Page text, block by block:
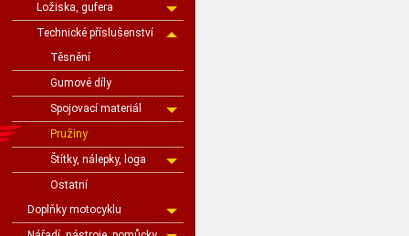
Ložiska, gufera
Technické příslušenství
Těsnění
Gumové díly
Spojovací materiál
Pružiny
Štítky, nálepky, loga
Ostatní
Doplňky motocyklu